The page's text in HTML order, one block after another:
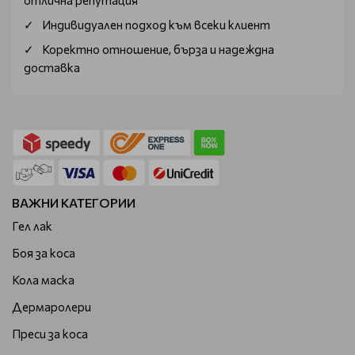
които се нуждаете.
Индивидуален подход към всеки клиент
Коректно отношение, бърза и надеждна
доставка
ВАЖНИ КАТЕГОРИИ
Гел лак
Боя за коса
Кола маска
Дермаролери
Преси за коса